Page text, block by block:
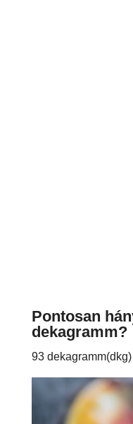
Pontosan
dekagramm?
93